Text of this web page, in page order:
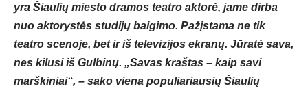
yra Šiaulių miesto dramos teatro aktorė, jame dirba
nuo aktorystės studijų baigimo. Pažįstama ne tik
teatro scenoje, bet ir iš televizijos ekranų. Jūratė sava,
nes kilusi iš Gulbinų. „Savas kraštas – kaip savi
marškiniai“, – sako viena populiariausių Šiaulių